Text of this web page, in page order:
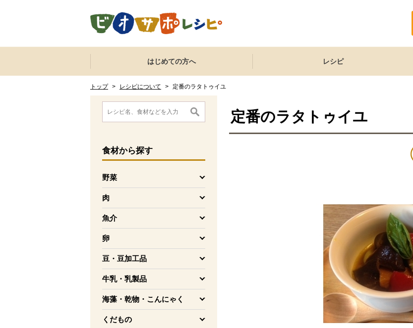
ここからサイト内共通メニューです。
サイト内共通メニューをスキップする
はじめての方へ レシピ
トップ > レシピについて > 定番のラタトゥイユ
ここから消費材検索メニューです。
食材から探す
野菜
を開く
肉
を開く
魚介
を開く
卵
を開く
豆・豆加工品
を開く
牛乳・乳製品
を開く
海藻・乾物・こんにゃく
を開く
くだもの
を開く
消費材検索メニューここまで。
ここから本文です。
定番のラタトゥイユ